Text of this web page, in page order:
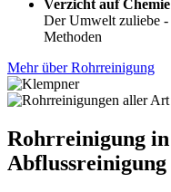
Verzicht auf Chemie
Der Umwelt zuliebe -
Methoden
Mehr über Rohrreinigung
Rohrreinigung